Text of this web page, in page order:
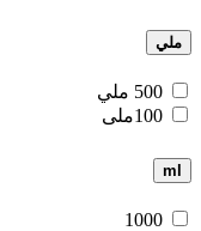
ملي
500 ملي
100ملى
ml
1000